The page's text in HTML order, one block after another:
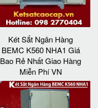
Két Sắt Ngân Hàng
BEMC K560 NHA1 Giá
Bao Rẻ Nhất Giao Hàng
Miễn Phí VN